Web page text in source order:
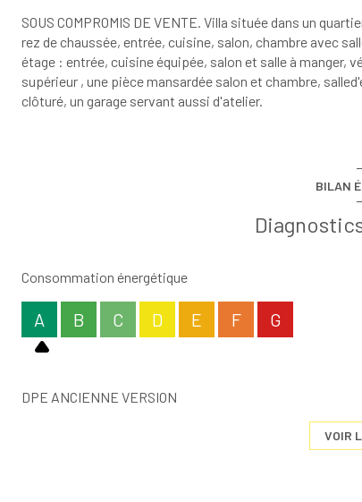
SOUS COMPROMIS DE VENTE. Villa située dans un
rez de chaussée, entrée, cuisine, salon, chambre avec
étage : entrée, cuisine équipée, salon et salle à manger,
supérieur , une pièce mansardée salon et chambre,
clôturé, un garage servant aussi d'atelier.
BILAN
Consommation énergétique
A B C D E F G
DPE ANCIENNE VERSION
VOIR